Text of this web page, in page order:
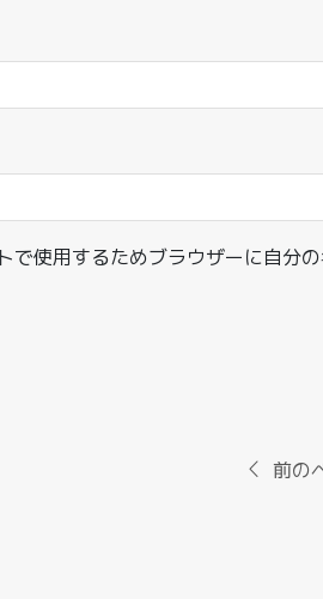
で使用するためブラウザーに自分
前の